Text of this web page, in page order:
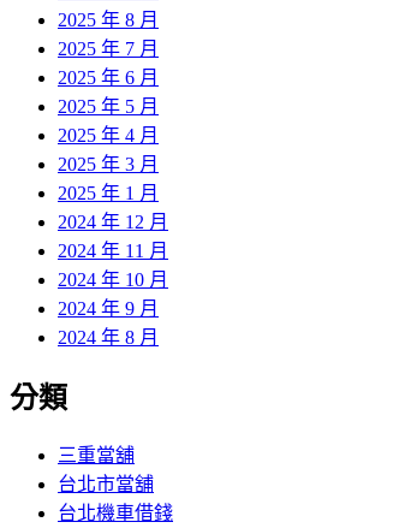
2025 年 8 月
2025 年 7 月
2025 年 6 月
2025 年 5 月
2025 年 4 月
2025 年 3 月
2025 年 1 月
2024 年 12 月
2024 年 11 月
2024 年 10 月
2024 年 9 月
2024 年 8 月
分類
三重當舖
台北市當舖
台北機車借錢